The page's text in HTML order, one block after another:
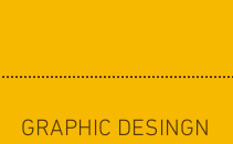
GRAPHIC DESINGN